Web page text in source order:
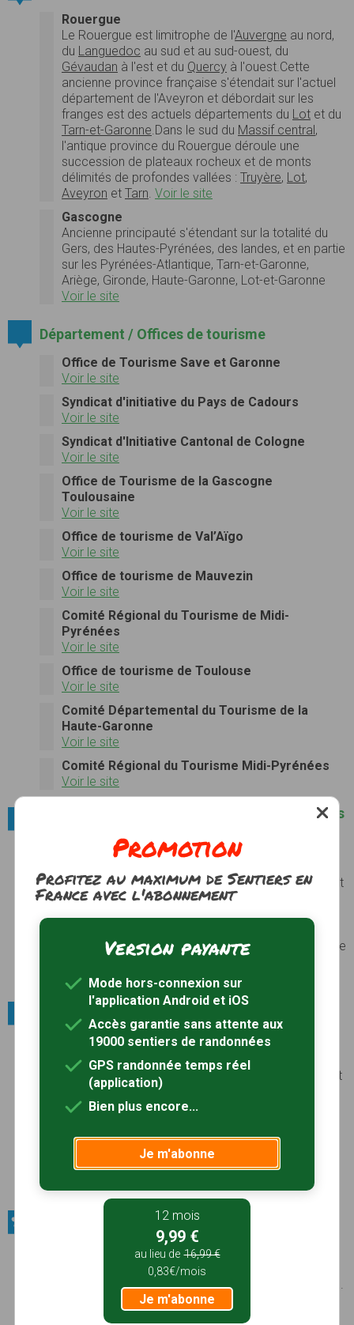
Rouergue
Le Rouergue est limitrophe de l'Auvergne au nord,
du Languedoc au sud et au sud-ouest, du
Gévaudan à l'est et du Quercy à l'ouest.Cette
ancienne province française s'étendait sur l'actuel
département de l'Aveyron et débordait sur les
franges est des actuels départements du Lot et du
Tarn-et-Garonne.Dans le sud du Massif central,
l'antique province du Rouergue déroule une
succession de plateaux rocheux et de monts
délimités de profondes vallées : Truyère, Lot,
Aveyron et Tarn. Voir le site
Gascogne
Ancienne principauté s'étendant sur la totalité du
Gers, des Hautes-Pyrénées, des landes, et en partie
sur les Pyrénées-Atlantique, Tarn-et-Garonne,
Ariège, Gironde, Haute-Garonne, Lot-et-Garonne
Voir le site
Département / Offices de tourisme
Office de Tourisme Save et Garonne
Voir le site
Syndicat d'initiative du Pays de Cadours
Voir le site
Syndicat d'Initiative Cantonal de Cologne
Voir le site
Office de Tourisme de la Gascogne
Toulousaine
Voir le site
Office de tourisme de Val’Aïgo
Voir le site
Office de tourisme de Mauvezin
Voir le site
Comité Régional du Tourisme de Midi-
Pyrénées
Voir le site
Office de tourisme de Toulouse
Voir le site
Comité Départemental du Tourisme de la
Haute-Garonne
Voir le site
Comité Régional du Tourisme Midi-Pyrénées
Voir le site
Villes et villages / Parmi les plus beaux villages
enroule ses hautes maisons de pierre, de torchis et
de colombages autour de l’église Saint-Vincent
reconstruite et agrandie après les guerres de
voûtée du XIVème siècle percée dans une massive
le site
Race animale locale / Anes
Âne des Pyrénées
L’âne des Pyrénées se distingue en deux types : le
type gascon, pour les animaux d'aspect trapu dont
la taille est comprise entre 1,20 m et 1,35 m et le
type catalan, pour les animaux d'aspect fin et
supérieure à 1,35 m Sa robe est noire, noir
pangaré ou bai foncé. C'est un âne très polyvalent
que l'on utilise aussi bien pour le bât et l'attelage,
Voir le site
Produits du terroir / Fromages
Cabécou d'Autan
Fromage de chèvre purement occitan, produit
typique de l’élevage dans le Quercy et le Rouergue.
Label rouge. Le Cabécou d’Autan est un petit
fromage de chèvre en forme de palet à bords
Promotion
Profitez au maximum de Sentiers en
France avec l'abonnement
Version payante
Mode hors-connexion sur
l'application Android et iOS
Accès garantie sans attente aux
19000 sentiers de randonnées
GPS randonnée temps réel
(application)
Bien plus encore...
Je m'abonne
12 mois
9,99 €
au lieu de 16,99 €
0,83€/mois
Je m'abonne